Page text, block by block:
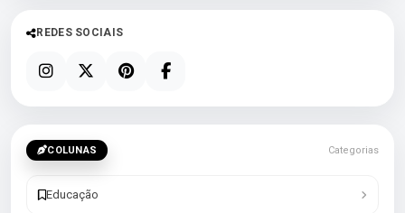
REDES SOCIAIS
COLUNAS Categorias
Educação